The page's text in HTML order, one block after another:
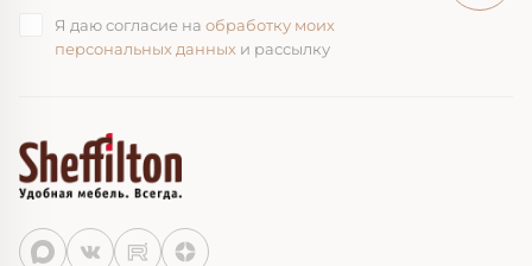
Я даю согласие на обработку моих
персональных данных и рассылку